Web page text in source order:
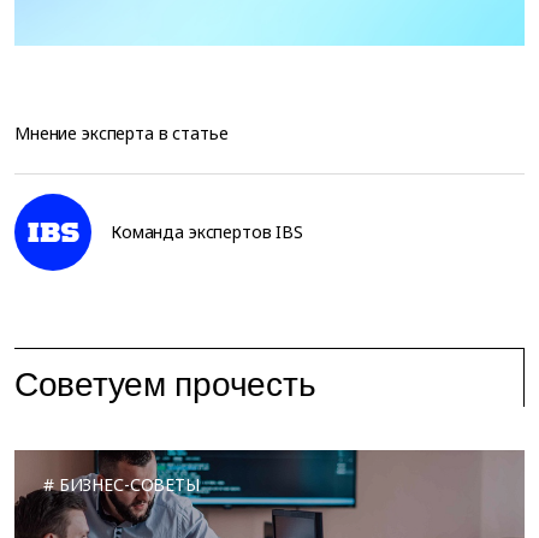
Мнение эксперта в статье
Команда экспертов IBS
Советуем прочесть
БИЗНЕС-СОВЕТЫ